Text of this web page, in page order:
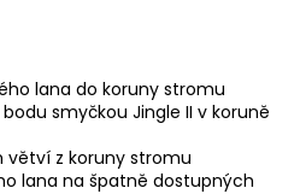
lana do koruny stromu
smyčkou Jingle II v koruně
větví z koruny stromu
lana na špatně dostupných